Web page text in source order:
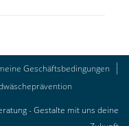
Geschäftsbedingungen
- Gestalte mit uns deine